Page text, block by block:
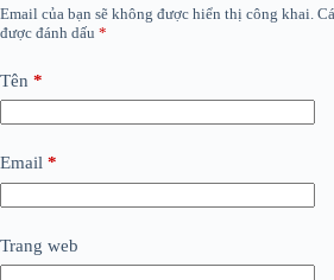
Email của bạn sẽ không được hiển thị công khai.
được đánh dấu *
Tên *
Email *
Trang web